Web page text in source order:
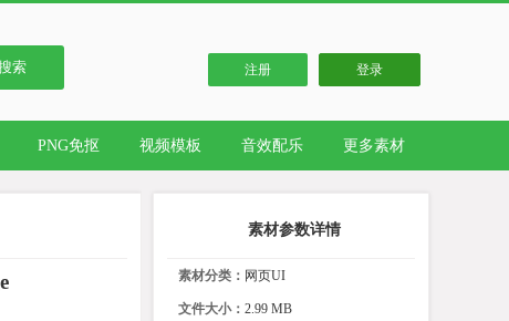
索 注册 登录
PNG免抠 视频模板 音效配乐 更多素材
素材参数详情
素材分类： 网页UI
文件大小： 2.99 MB